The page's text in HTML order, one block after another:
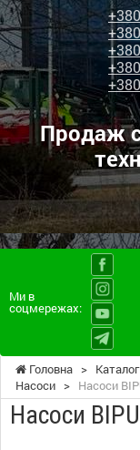
Продаж
Ми в
соцмережах:
Головна > Каталог
Насоси > Насоси
Насоси